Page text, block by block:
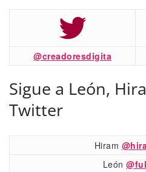
@creadoresdigita
Sigue a León,
Twitter
Hiram
León